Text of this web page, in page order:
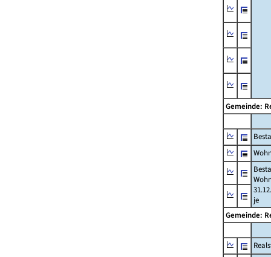
Gemeinde:
je
Gemeinde: